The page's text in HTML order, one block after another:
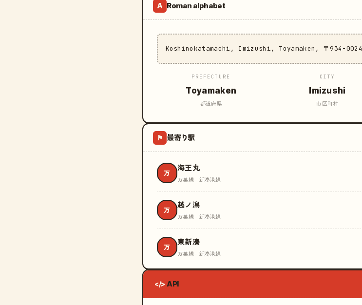
A Roman alphabet
Koshinokatamachi, Imizushi, Toyamaken, 〒934-0024
PREFECTURE
Toyamaken
都道府県
CITY
Imizushi
市区町村
⚑ 最寄り駅
万
海王丸
万葉線 · 新湊港線
万
越ノ潟
万葉線 · 新湊港線
万
東新湊
万葉線 · 新湊港線
</> API